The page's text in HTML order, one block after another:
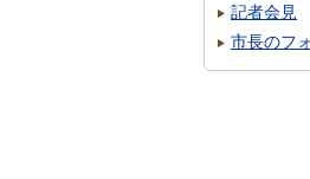
記者会見
市長のフ